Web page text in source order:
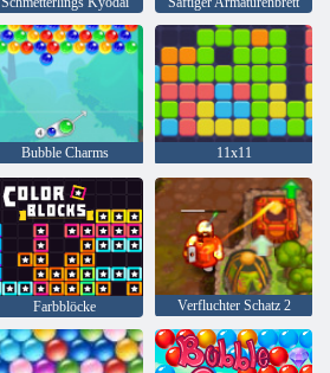
Bubble Charms 11x11
Farbblöcke Verfluchter Schatz 2